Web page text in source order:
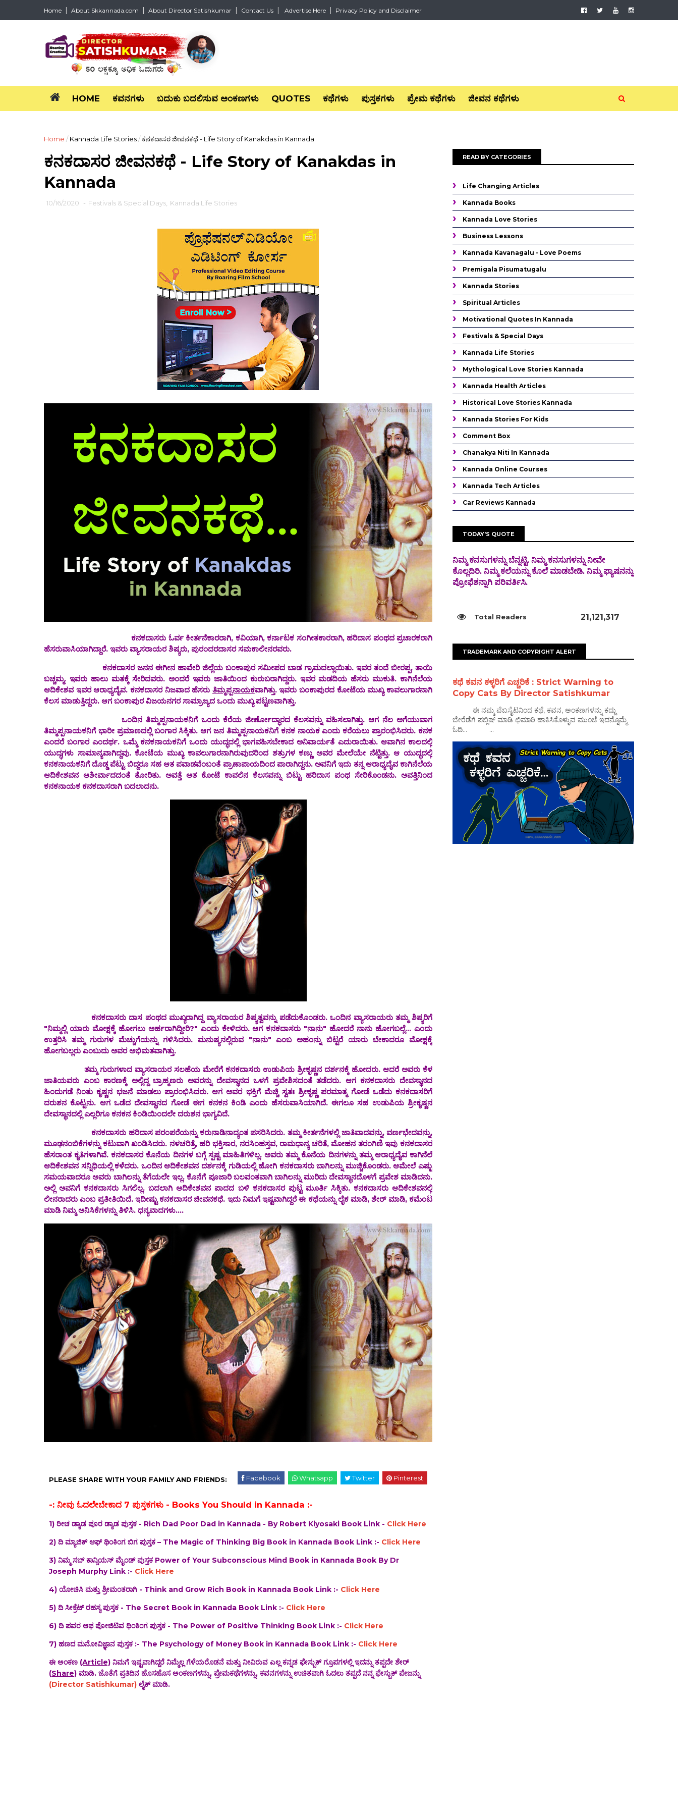
Home About Skkannada.com About Director Satishkumar Contact Us Advertise Here Privacy Policy and Disclaimer
HOME ಕವನಗಳು ಬದುಕು ಬದಲಿಸುವ ಅಂಕಣಗಳು QUOTES ಕಥೆಗಳು ಪುಸ್ತಕಗಳು ಪ್ರೇಮ ಕಥೆಗಳು ಜೀವನ ಕಥೆಗಳು
Home / Kannada Life Stories/ಕನಕದಾಸರ ಜೀವನಕಥೆ - Life Story of Kanakdas in Kannada
ಕನಕದಾಸರ ಜೀವನಕಥೆ - Life Story of Kanakdas in
Kannada
10/16/2020 - Festivals & Special Days Kannada Life Stories
ಕನಕದಾಸರು ಓರ್ವ ಕೀರ್ತನೆಕಾರರಾಗಿ, ಕವಿಯಾಗಿ, ಕರ್ನಾಟಕ ಸಂಗೀತಕಾರರಾಗಿ, ಹರಿದಾಸ ಪಂಥದ ಪ್ರಚಾರಕರಾಗಿ
ಹೆಸರುವಾಸಿಯಾಗಿದ್ದಾರೆ. ಇವರು ವ್ಯಾಸರಾಯರ ಶಿಷ್ಯರು, ಪುರಂದರದಾಸರ ಸಮಕಾಲೀನರವರು.‌
ಕನಕದಾಸರ ಜನನ ಈಗೀನ ಹಾವೇರಿ ಜಿಲ್ಲೆಯ ಬಂಕಾಪುರ ಸಮೀಪದ ಬಾಡ ಗ್ರಾಮದಲ್ಲಾಯಿತು. ಇವರ ತಂದೆ ಬೀರಪ್ಪ, ತಾಯಿ
ಬಚ್ಚಮ್ಮ.‌ ಇವರು ಹಾಲು ಮತಕ್ಕೆ ಸೇರಿದವರು. ಅಂದರೆ ಇವರು ಜಾತಿಯಿಂದ ಕುರುಬರಾಗಿದ್ದರು. ಇವರ ಮಡದಿಯ ಹೆಸರು ಮುಕುತಿ.‌‌ ಕಾಗಿನೆಲೆಯ
ಆದಿಕೇಶವ ಇವರ ಆರಾಧ್ಯದೈವ. ಕನಕದಾಸರ ನಿಜವಾದ ಹೆಸರು ತಿಮ್ಮಪ್ಪನಾಯಕವಾಗಿತ್ತು. ಇವರು ಬಂಕಾಪುರದ ಕೋಟೆಯ ಮುಖ್ಯ ಕಾವಲುಗಾರನಾಗಿ
ಕೆಲಸ ಮಾಡುತ್ತಿದ್ದರು. ಆಗ ಬಂಕಾಪುರ ವಿಜಯನಗರ ಸಾಮ್ರಾಜ್ಯದ ಒಂದು ಮುಖ್ಯ ಪಟ್ಟಣವಾಗಿತ್ತು.
ಒಂದಿನ ತಿಮ್ಮಪ್ಪನಾಯಕನಿಗೆ ಒಂದು ಕೆರೆಯ ಜೀರ್ಣೋದ್ಧಾರದ ಕೆಲಸವನ್ನು ವಹಿಸಲಾಗಿತ್ತು. ಆಗ ನೆಲ ಅಗೆಯುವಾಗ
ತಿಮ್ಮಪ್ಪನಾಯಕನಿಗೆ ಭಾರೀ ಪ್ರಮಾಣದಲ್ಲಿ ಬಂಗಾರ ಸಿಕ್ಕಿತು. ಆಗ ಜನ ತಿಮ್ಮಪ್ಪನಾಯಕನಿಗೆ ಕನಕ ನಾಯಕ ಎಂದು ಕರೆಯಲು ಪ್ರಾರಂಭಿಸಿದರು. ಕನಕ
ಎಂದರೆ‌ ಬಂಗಾರ ಎಂದರ್ಥ. ಒಮ್ಮೆ ಕನಕನಾಯಕನಿಗೆ ಒಂದು ಯುದ್ಧದಲ್ಲಿ ಭಾಗವಹಿಸಬೇಕಾದ ಅನಿವಾರ್ಯತೆ ಎದುರಾಯಿತು. ಆವಾಗಿನ ಕಾಲದಲ್ಲಿ
ಯುದ್ಧಗಳು ‌ಸಾಮಾನ್ಯವಾಗಿದ್ದವು.‌ ಕೋಟೆಯ ಮುಖ್ಯ ಕಾವಲುಗಾರನಾಗಿರುವುದರಿಂದ ಶತ್ರುಗಳ ಕಣ್ಣು ಅವರ ಮೇಲೆಯೇ ನೆಟ್ಟಿತ್ತು. ಆ ಯುದ್ಧದಲ್ಲಿ
ಕನಕನಾಯಕನಿಗೆ ದೊಡ್ಡ ಪೆಟ್ಟು ಬಿದ್ದರೂ ಸಹ ಆತ ಪವಾಡವೆಂಬಂತೆ ಪ್ರಾಣಾಪಾಯದಿಂದ ಪಾರಾಗಿದ್ದನು. ಅವನಿಗೆ ಇದು ತನ್ನ ಆರಾಧ್ಯದೈವ ಕಾಗಿನೆಲೆಯ
ಆದಿಕೇಶವನ ಆಶೀರ್ವಾದದಂತೆ ತೋರಿತು‌. ಅವತ್ತೆ ಆತ ಕೋಟೆ ಕಾವಲಿನ ಕೆಲಸವನ್ನು ಬಿಟ್ಟು ಹರಿದಾಸ ಪಂಥ ಸೇರಿಕೊಂಡನು. ಅವತ್ತಿನಿಂದ
ಕನಕನಾಯಕ ಕನಕದಾಸರಾಗಿ ಬದಲಾದನು.
ಕನಕದಾಸರು ದಾಸ ಪಂಥದ ಮುಖ್ಯರಾಗಿದ್ದ ವ್ಯಾಸರಾಯರ ಶಿಷ್ಯತ್ವವನ್ನು ಪಡೆದುಕೊಂಡರು. ಒಂದಿನ ವ್ಯಾಸರಾಯರು ತಮ್ಮ ಶಿಷ್ಯರಿಗೆ
"ನಿಮ್ಮಲ್ಲಿ ಯಾರು ಮೋಕ್ಷಕ್ಕೆ ಹೋಗಲು ಅರ್ಹರಾಗಿದ್ದೀರಿ?" ಎಂದು ಕೇಳಿದರು. ಆಗ ಕನಕದಾಸರು "ನಾನು" ಹೋದರೆ ನಾನು ಹೋಗಬಲ್ಲೆ... ಎಂದು
ಉತ್ತರಿಸಿ ತಮ್ಮ ಗುರುಗಳ ಮೆಚ್ಚುಗೆಯನ್ನು ಗಳಿಸಿದರು. ಮನುಷ್ಯನಲ್ಲಿರುವ "ನಾನು" ಎಂಬ ಅಹಂನ್ನು ಬಿಟ್ಟರೆ ಯಾರು ಬೇಕಾದರೂ ಮೋಕ್ಷಕ್ಕೆ
ಹೋಗಬಲ್ಲರು ಎಂಬುದು ಅವರ ಅಭಿಮತವಾಗಿತ್ತು.
ತಮ್ಮ ಗುರುಗಳಾದ ವ್ಯಾಸರಾಯರ ಸಲಹೆಯ ಮೇರೆಗೆ ಕನಕದಾಸರು ಉಡುಪಿಯ ಶ್ರೀಕೃಷ್ಣನ ದರ್ಶನಕ್ಕೆ ಹೋದರು. ಆದರೆ ಅವರು ಕೆಳ
ಜಾತಿಯವರು ಎಂಬ ಕಾರಣಕ್ಕೆ ಅಲ್ಲಿದ್ದ ಬ್ರಾಹ್ಮಣರು ಅವರನ್ನು ದೇವಸ್ಥಾನದ ‌ಒಳಗೆ ಪ್ರವೇಶಿಸದಂತೆ ತಡೆದರು. ಆಗ ಕನಕದಾಸರು ದೇವಸ್ಥಾನದ
ಹಿಂದುಗಡೆ ನಿಂತು ಕೃಷ್ಣನ ಭಜನೆ ಮಾಡಲು ಪ್ರಾರಂಭಿಸಿದರು. ಆಗ ಅವರ ಭಕ್ತಿಗೆ ಮೆಚ್ಚಿ ಸ್ವತಃ ಶ್ರೀಕೃಷ್ಣ ಪರಮಾತ್ಮ ಗೋಡೆ ಒಡೆದು ಕನಕದಾಸರಿಗೆ
ದರುಶನ ಕೊಟ್ಟನು. ಆಗ ಒಡೆದ ದೇವಸ್ಥಾನದ ಗೋಡೆ ಈಗ ಕನಕನ ಕಿಂಡಿ ಎಂದು ಹೆಸರುವಾಸಿಯಾಗಿದೆ. ಈಗಲೂ ಸಹ ಉಡುಪಿಯ ಶ್ರೀಕೃಷ್ಣನ
ದೇವಸ್ಥಾನದಲ್ಲಿ ಎಲ್ಲರಿಗೂ ಕನಕನ ಕಿಂಡಿಯಿಂದಲೇ ದರುಶನ ಭಾಗ್ಯವಿದೆ‌.
ಕನಕದಾಸರು ಹರಿದಾಸ ಪರಂಪರೆಯನ್ನು ಕರುನಾಡಿನಾದ್ಯಂತ ಪಸರಿಸಿದರು. ತಮ್ಮ ಕೀರ್ತನೆಗಳಲ್ಲಿ ಜಾತಿವಾದವನ್ನು, ವರ್ಣಭೇದವನ್ನು,
ಮೂಢನಂಬಿಕೆಗಳನ್ನು ಕಟುವಾಗಿ ಖಂಡಿಸಿದರು‌. ನಳಚರಿತ್ರೆ, ಹರಿ ಭಕ್ತಿಸಾರ, ನರಸಿಂಹಸ್ತವ, ರಾಮಧಾನ್ಯ ಚರಿತೆ, ಮೋಹನ ತರಂಗಿಣಿ ಇವು ಕನಕದಾಸರ
ಹೆಸರಾಂತ ಕೃತಿಗಳಾಗಿವೆ‌. ಕನಕದಾಸರ ಕೊನೆಯ ದಿನಗಳ ಬಗ್ಗೆ ಸ್ಪಷ್ಟ ಮಾಹಿತಿಗಳಿಲ್ಲ. ಅವರು ತಮ್ಮ ಕೊನೆಯ ದಿನಗಳನ್ನು ತಮ್ಮ ಆರಾಧ್ಯದೈವ ಕಾಗಿನೆಲೆ
ಆದಿಕೇಶವನ ಸನ್ನಿಧಿಯಲ್ಲಿ ಕಳೆದರು. ಒಂದಿನ ಆದಿಕೇಶವನ ದರ್ಶನಕ್ಕೆ ಗುಡಿಯಲ್ಲಿ ಹೋಗಿ ಕನಕದಾಸರು ಬಾಗಿಲನ್ನು ಮುಚ್ಚಿಕೊಂಡರು. ಆಮೇಲೆ ಎಷ್ಟು
ಸಮಯವಾದರೂ ಅವರು ಬಾಗಿಲನ್ನು ತೆಗೆಯಲೇ ಇಲ್ಲ. ಕೊನೆಗೆ ಪೂಜಾರಿ ಬಲವಂತವಾಗಿ ಬಾಗಿಲನ್ನು ಮುರಿದು ದೇವಸ್ಥಾನದೊಳಗೆ ಪ್ರವೇಶ ಮಾಡಿದನು.
ಅಲ್ಲಿ ಅವನಿಗೆ ಕನಕದಾಸರು ಸಿಗಲಿಲ್ಲ. ಬದಲಾಗಿ ಆದಿಕೇಶವನ ಪಾದದ ಬಳಿ ಕನಕದಾಸರ ಪುಟ್ಟ ಮೂರ್ತಿ ಸಿಕ್ಕಿತು. ಕನಕದಾಸರು ಆದಿಕೇಶವನಲ್ಲಿ
ಲೀನರಾದರು ಎಂಬ ಪ್ರತೀತಿಯಿದೆ. ಇದೀಷ್ಟು ಕನಕದಾಸರ ಜೀವನಕಥೆ. ಇದು ನಿಮಗೆ ಇಷ್ಟವಾಗಿದ್ದರೆ ಈ ಕಥೆಯನ್ನು ಲೈಕ ಮಾಡಿ, ಶೇರ್ ಮಾಡಿ, ಕಮೆಂಟ
ಮಾಡಿ ನಿಮ್ಮ ಅನಿಸಿಕೆಗಳನ್ನು ತಿಳಿಸಿ.‌ ಧನ್ಯವಾದಗಳು....
PLEASE SHARE WITH YOUR FAMILY AND FRIENDS: Facebook Whatsapp Twitter Pinterest
-: ನೀವು ಓದಲೇಬೇಕಾದ 7 ಪುಸ್ತಕಗಳು - Books You Should in Kannada :-
1) ರೀಚ ಡ್ಯಾಡ ಪೂರ ಡ್ಯಾಡ ಪುಸ್ತಕ - Rich Dad Poor Dad in Kannada - By Robert Kiyosaki Book Link - Click Here
2) ದಿ‌ ಮ್ಯಾಜಿಕ್ ಆಫ್ ಥಿಂಕಿಂಗ ಬಿಗ ಪುಸ್ತಕ – The Magic of Thinking Big Book in Kannada Book Link :- Click Here
3) ನಿಮ್ಮ ಸಬ್ ಕಾನ್ಸಿಯಸ್ ಮೈಂಡ್ ಪುಸ್ತಕ Power of Your Subconscious Mind Book in Kannada Book By Dr
Joseph Murphy Link :- Click Here
4) ಯೋಚಿಸಿ ಮತ್ತು ಶ್ರೀಮಂತರಾಗಿ - Think and Grow Rich Book in Kannada Book Link :- Click Here
5) ದಿ ಸೀಕ್ರೆಟ್ ರಹಸ್ಯ ಪುಸ್ತಕ - The Secret Book in Kannada Book Link :- Click Here
6) ದಿ ಪವರ ಆಫ ಪೋಜಿಟಿವ ಥಿಂಕಿಂಗ ಪುಸ್ತಕ - The Power of Positive Thinking Book Link :- Click Here
7) ಹಣದ ಮನೋವಿಜ್ಞಾನ ಪುಸ್ತಕ :- The Psychology of Money Book in Kannada Book Link :- Click Here
ಈ ಅಂಕಣ (Article) ನಿಮಗೆ ಇಷ್ಟವಾಗಿದ್ದರೆ ನಿಮ್ಮೆಲ್ಲ ಗೆಳೆಯರೊಡನೆ ಮತ್ತು ನೀವಿರುವ ಎಲ್ಲ ಕನ್ನಡ ಫೇಸ್ಬುಕ್ ಗ್ರೂಪಗಳಲ್ಲಿ ಇದನ್ನು ತಪ್ಪದೇ ಶೇರ್
(Share) ಮಾಡಿ. ಜೊತೆಗೆ ಪ್ರತಿದಿನ ಹೊಸಹೊಸ ಅಂಕಣಗಳನ್ನು, ಪ್ರೇಮಕಥೆಗಳನ್ನು, ಕವನಗಳನ್ನು ಉಚಿತವಾಗಿ ಓದಲು ತಪ್ಪದೆ ನನ್ನ ಫೇಸ್ಬುಕ್ ಪೇಜನ್ನು
(Director Satishkumar) ಲೈಕ್ ಮಾಡಿ.
READ BY CATEGORIES
Life Changing Articles
Kannada Books
Kannada Love Stories
Business Lessons
Kannada Kavanagalu - Love Poems
Premigala Pisumatugalu
Kannada Stories
Spiritual Articles
Motivational Quotes In Kannada
Festivals & Special Days
Kannada Life Stories
Mythological Love Stories Kannada
Kannada Health Articles
Historical Love Stories Kannada
Kannada Stories For Kids
Comment Box
Chanakya Niti In Kannada
Kannada Online Courses
Kannada Tech Articles
Car Reviews Kannada
TODAY'S QUOTE
ನಿಮ್ಮ ಕನಸುಗಳನ್ನು ಬೆನ್ನಟ್ಟಿ. ನಿಮ್ಮ ಕನಸುಗಳನ್ನು ನೀವೇ
ಕೊಲ್ಲದಿರಿ. ನಿಮ್ಮ ಕಲೆಯನ್ನು ಕೊಲೆ ಮಾಡಬೇಡಿ. ನಿಮ್ಮ ಫ್ಯಾಷನನ್ನು
ಪ್ರೋಫೆಶನ್ನಾಗಿ ಪರಿವರ್ತಿಸಿ.
21,121,317
TRADEMARK AND COPYRIGHT ALERT
ಕಥೆ ಕವನ ಕಳ್ಳರಿಗೆ ಎಚ್ಚರಿಕೆ : Strict Warning to
Copy Cats By Director Satishkumar
ಈ ನಮ್ಮ ವೆಬಸೈಟನಿಂದ ಕಥೆ, ಕವನ, ಅಂಕಣಗಳನ್ನು ಕದ್ದು
ಬೇರೆಡೆಗೆ ಪಬ್ಲಿಷ್ ಮಾಡಿ ಛಿಮಾರಿ ಹಾಕಿಸಿಕೊಳ್ಳುವ ಮುಂಚೆ ಇದನ್ನೊಮ್ಮೆ
ಓದಿ... ...